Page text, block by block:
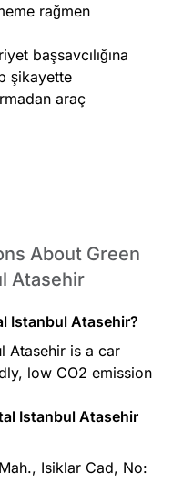
rağmen
başsavcılığına
şikayette
araç
About Green
Atasehir
Istanbul Atasehir?
Atasehir is a car
low CO2 emission
Istanbul Atasehir
Isiklar Cad, No: